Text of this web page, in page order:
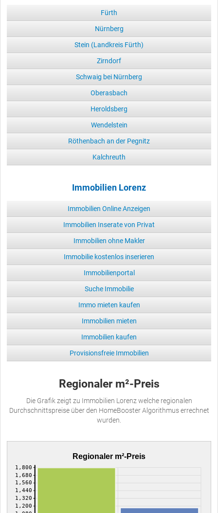
Fürth
Nürnberg
Stein (Landkreis Fürth)
Zirndorf
Schwaig bei Nürnberg
Oberasbach
Heroldsberg
Wendelstein
Röthenbach an der Pegnitz
Kalchreuth
Immobilien Lorenz
Immobilien Online Anzeigen
Immobilien Inserate von Privat
Immobilien ohne Makler
Immobilie kostenlos inserieren
Immobilienportal
Suche Immobilie
Immo mieten kaufen
Immobilien mieten
Immobilien kaufen
Provisionsfreie Immobilien
Regionaler m²-Preis
Die Grafik zeigt zu Immobilien Lorenz welche regionalen
Durchschnittspreise über den HomeBooster Algorithmus errechnet
wurden.
Regionaler m²-Preis
1,200
1,320
1,440
1,560
1,680
1,800